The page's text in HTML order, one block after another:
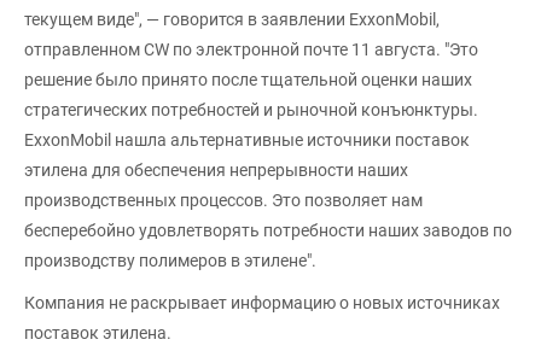
текущем виде", — говорится в заявлении ExxonMobil,
отправленном CW по электронной почте 11 августа. "Это
решение было принято после тщательной оценки наших
стратегических потребностей и рыночной конъюнктуры.
ExxonMobil нашла альтернативные источники поставок
этилена для обеспечения непрерывности наших
производственных процессов. Это позволяет нам
бесперебойно удовлетворять потребности наших заводов по
производству полимеров в этилене".
Компания не раскрывает информацию о новых источниках
поставок этилена.